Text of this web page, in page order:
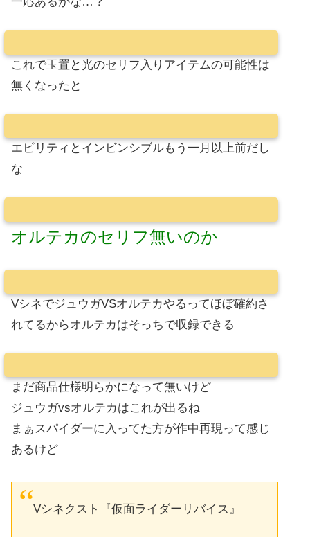
これで玉置と光のセリフ入りアイテムの可能性は
無くなったと
エビリティとインビンシブルもう一月以上前だし
な
オルテカのセリフ無いのか
VシネでジュウガVSオルテカやるってほぼ確約さ
れてるからオルテカはそっちで収録できる
まだ商品仕様明らかになって無いけど
ジュウガvsオルテカはこれが出るね
まぁスパイダーに入ってた方が作中再現って感じ
あるけど
Vシネクスト『仮面ライダーリバイス』